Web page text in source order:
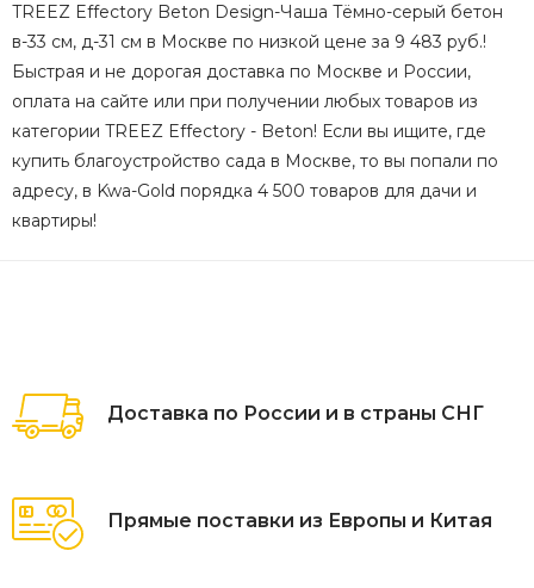
TREEZ Effectory Beton Design-Чаша Тёмно-серый бетон
в-33 см, д-31 см в Москве по низкой цене за 9 483 руб.!
Быстрая и не дорогая доставка по Москве и России,
оплата на сайте или при получении любых товаров из
категории TREEZ Effectory - Beton! Если вы ищите, где
купить благоустройство сада в Москве, то вы попали по
адресу, в Kwa-Gold порядка 4 500 товаров для дачи и
квартиры!
Доставка по России и в страны СНГ
Прямые поставки из Европы и Китая